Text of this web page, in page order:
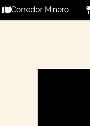
Corredor Minero